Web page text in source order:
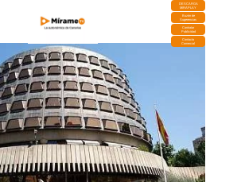
DESCARGA
MIRAPLAY
Buzón de
Sugerencias
Contratar
Publicidad
Contacto
Comercial